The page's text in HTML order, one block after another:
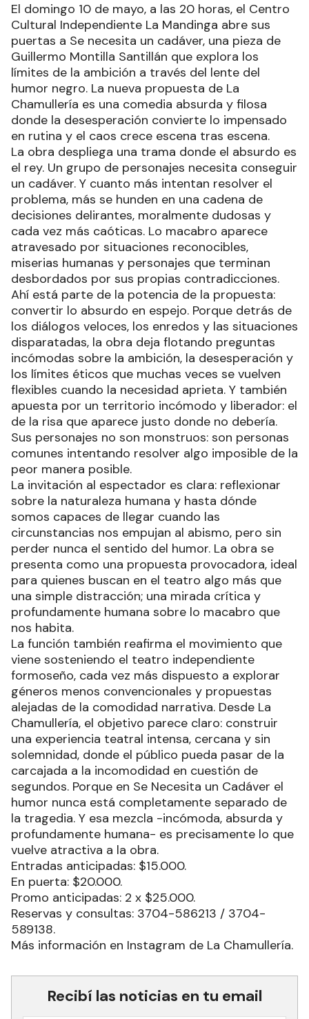
El domingo 10 de mayo, a las 20 horas, el Centro
Cultural Independiente La Mandinga abre sus
puertas a Se necesita un cadáver, una pieza de
Guillermo Montilla Santillán que explora los
límites de la ambición a través del lente del
humor negro. La nueva propuesta de La
Chamullería es una comedia absurda y filosa
donde la desesperación convierte lo impensado
en rutina y el caos crece escena tras escena.
La obra despliega una trama donde el absurdo es
el rey. Un grupo de personajes necesita conseguir
un cadáver. Y cuanto más intentan resolver el
problema, más se hunden en una cadena de
decisiones delirantes, moralmente dudosas y
cada vez más caóticas. Lo macabro aparece
atravesado por situaciones reconocibles,
miserias humanas y personajes que terminan
desbordados por sus propias contradicciones.
Ahí está parte de la potencia de la propuesta:
convertir lo absurdo en espejo. Porque detrás de
los diálogos veloces, los enredos y las situaciones
disparatadas, la obra deja flotando preguntas
incómodas sobre la ambición, la desesperación y
los límites éticos que muchas veces se vuelven
flexibles cuando la necesidad aprieta. Y también
apuesta por un territorio incómodo y liberador: el
de la risa que aparece justo donde no debería.
Sus personajes no son monstruos: son personas
comunes intentando resolver algo imposible de la
peor manera posible.
La invitación al espectador es clara: reflexionar
sobre la naturaleza humana y hasta dónde
somos capaces de llegar cuando las
circunstancias nos empujan al abismo, pero sin
perder nunca el sentido del humor. La obra se
presenta como una propuesta provocadora, ideal
para quienes buscan en el teatro algo más que
una simple distracción; una mirada crítica y
profundamente humana sobre lo macabro que
nos habita.
La función también reafirma el movimiento que
viene sosteniendo el teatro independiente
formoseño, cada vez más dispuesto a explorar
géneros menos convencionales y propuestas
alejadas de la comodidad narrativa. Desde La
Chamullería, el objetivo parece claro: construir
una experiencia teatral intensa, cercana y sin
solemnidad, donde el público pueda pasar de la
carcajada a la incomodidad en cuestión de
segundos. Porque en Se Necesita un Cadáver el
humor nunca está completamente separado de
la tragedia. Y esa mezcla -incómoda, absurda y
profundamente humana- es precisamente lo que
vuelve atractiva a la obra.
Entradas anticipadas: $15.000.
En puerta: $20.000.
Promo anticipadas: 2 x $25.000.
Reservas y consultas: 3704-586213 / 3704-
589138.
Más información en Instagram de La Chamullería.
Recibí las noticias en tu email